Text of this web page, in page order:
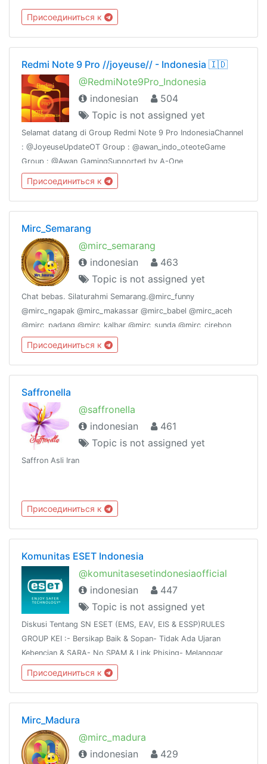
@mirc_sukabumi @mirc_suramadu @mirc_joglosemar
@mirc_bekasi @mirc_pekanbaru @mirc_jogja @mirc_ambon,
Присоединиться к
Redmi Note 9 Pro //joyeuse// - Indonesia 🇮🇩
@RedmiNote9Pro_Indonesia
indonesian
504
Topic is not assigned yet
Selamat datang di Group Redmi Note 9 Pro IndonesiaChannel
: @JoyeuseUpdateOT Group : @awan_indo_oteoteGame
Group : @Awan_GamingSupported by A-One
Federation@aoneid_support
Присоединиться к
Mirc_Semarang
@mirc_semarang
indonesian
463
Topic is not assigned yet
Chat bebas. Silaturahmi Semarang.@mirc_funny
@mirc_ngapak @mirc_makassar @mirc_babel @mirc_aceh
@mirc_padang @mirc_kalbar @mirc_sunda @mirc_cirebon
@mirc_sukabumi @mirc_suramadu @mirc_joglosemar
@mirc_bekasi @mirc_pekanbaru @mirc_jogja @mirc_ambon,
Присоединиться к
Saffronella
@saffroneIIa
indonesian
461
Topic is not assigned yet
Saffron Asli Iran
Присоединиться к
Komunitas ESET Indonesia
@komunitasesetindonesiaofficial
indonesian
447
Topic is not assigned yet
Diskusi Tentang SN ESET (EMS, EAV, EIS & ESSP)RULES
GROUP KEI :- Bersikap Baik & Sopan- Tidak Ada Ujaran
Kebencian & SARA- No SPAM & Link Phising- Melanggar
RULES Kick & Banned PermanentInstagram :
https://www.instagram.com/komunitasesetindonesia
Присоединиться к
Mirc_Madura
@mirc_madura
indonesian
429